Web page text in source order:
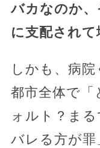
バカなのか
に支配されて
しかも、病
都市全体で「
ォルト？まる
バレる方が罪